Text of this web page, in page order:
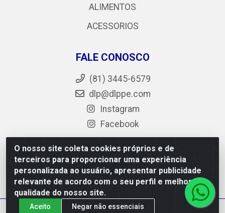
O nosso site coleta cookies próprios e de
terceiros para proporcionar uma experiência
personalizada ao usuário, apresentar publicidade
relevante de acordo com o seu perfil e melhorar a
qualidade do nosso site.
Aceito Negar não essenciais
ALIMENTOS
ACESSORIOS
FALE CONOSCO
(81) 3445-6579
dlp@dlppe.com
Instagram
Facebook
DLP - AV. Engenheiro Abdias de Carvalho, 962 - Bongi -
PE - CEP 50.640-525 - CNPJ 05.429.222/0001-48